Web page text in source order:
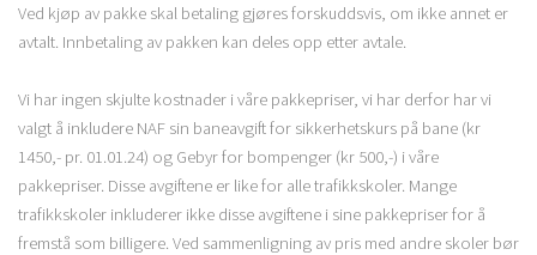
Ved kjøp av pakke skal betaling gjøres forskuddsvis, om ikke annet er
avtalt. Innbetaling av pakken kan deles opp etter avtale.
Vi har ingen skjulte kostnader i våre pakkepriser, vi har derfor har vi
valgt å inkludere NAF sin baneavgift for sikkerhetskurs på bane (kr
1450,- pr. 01.01.24) og Gebyr for bompenger (kr 500,-) i våre
pakkepriser. Disse avgiftene er like for alle trafikkskoler. Mange
trafikkskoler inkluderer ikke disse avgiftene i sine pakkepriser for å
fremstå som billigere. Ved sammenligning av pris med andre skoler bør